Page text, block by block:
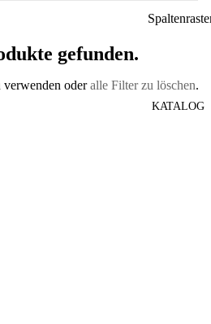
KATALOG
gefunden.
verwenden oderalle Filter zu löschen.